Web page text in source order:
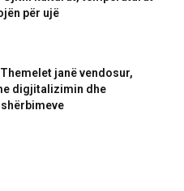
për ujë
janë vendosur,
digjitalizimin dhe